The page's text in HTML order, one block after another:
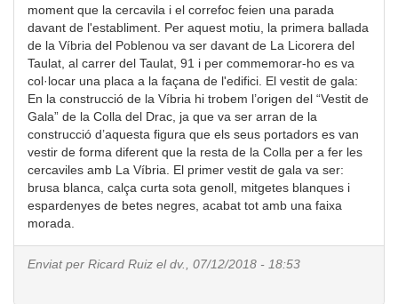
moment que la cercavila i el correfoc feien una parada
davant de l'establiment. Per aquest motiu, la primera ballada
de la Víbria del Poblenou va ser davant de La Licorera del
Taulat, al carrer del Taulat, 91 i per commemorar-ho es va
col·locar una placa a la façana de l'edifici. El vestit de gala:
En la construcció de la Víbria hi trobem l’origen del “Vestit de
Gala” de la Colla del Drac, ja que va ser arran de la
construcció d’aquesta figura que els seus portadors es van
vestir de forma diferent que la resta de la Colla per a fer les
cercaviles amb La Víbria. El primer vestit de gala va ser:
brusa blanca, calça curta sota genoll, mitgetes blanques i
espardenyes de betes negres, acabat tot amb una faixa
morada.
Enviat per Ricard Ruiz el dv., 07/12/2018 - 18:53